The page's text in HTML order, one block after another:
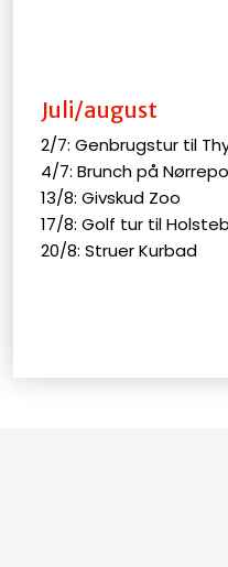
Juli/august
2/7: Genbrugstur til
4/7: Brunch på
13/8: Givskud Zoo
17/8: Golf tur til
20/8: Struer Kurbad